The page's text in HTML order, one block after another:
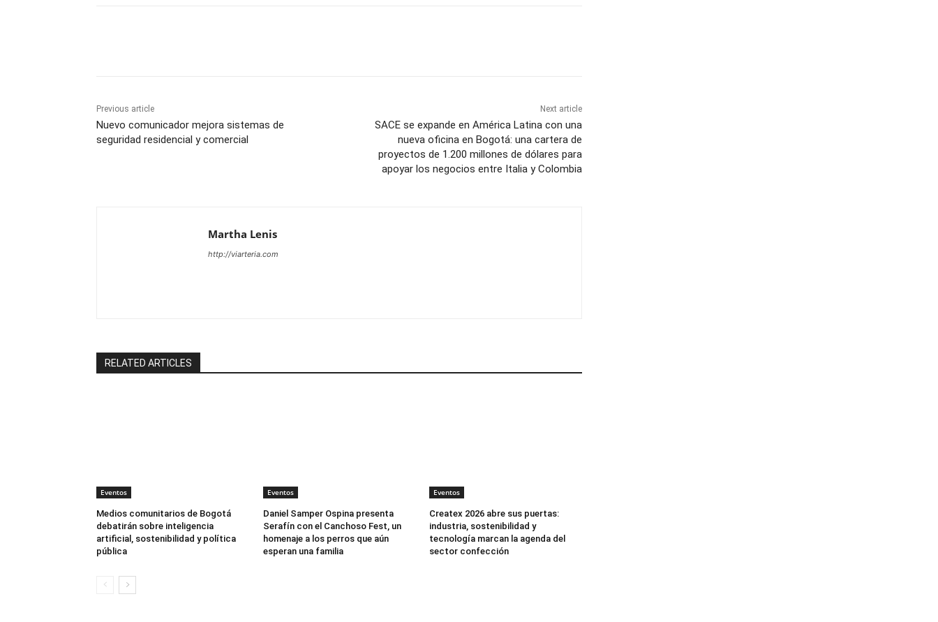
Previous article
Nuevo comunicador mejora sistemas de
seguridad residencial y comercial
Next article
SACE se expande en América Latina con una
nueva oficina en Bogotá: una cartera de
proyectos de 1.200 millones de dólares para
apoyar los negocios entre Italia y Colombia
Martha Lenis
http://viarteria.com
RELATED ARTICLES
Eventos
Medios comunitarios de Bogotá
debatirán sobre inteligencia
artificial, sostenibilidad y política
pública
Eventos
Daniel Samper Ospina presenta
Serafín con el Canchoso Fest, un
homenaje a los perros que aún
esperan una familia
Eventos
Createx 2026 abre sus puertas:
industria, sostenibilidad y
tecnología marcan la agenda del
sector confección